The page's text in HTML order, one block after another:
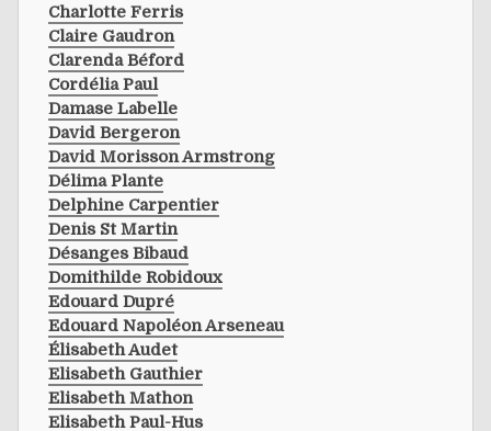
Charlotte Ferris
Claire Gaudron
Clarenda Béford
Cordélia Paul
Damase Labelle
David Bergeron
David Morisson Armstrong
Délima Plante
Delphine Carpentier
Denis St Martin
Désanges Bibaud
Domithilde Robidoux
Edouard Dupré
Edouard Napoléon Arseneau
Élisabeth Audet
Elisabeth Gauthier
Elisabeth Mathon
Elisabeth Paul-Hus